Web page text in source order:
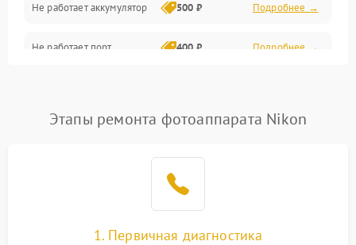
Программные сбои
Коммуникации и интерфейсы
Не работает аккумулятор 500 ₽ Подробнее →
Не работает порт 400 ₽ Подробнее →
Этапы ремонта фотоаппарата Nikon
1. Первичная диагностика